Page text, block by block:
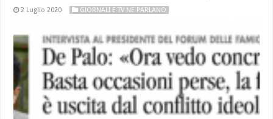
2 Luglio 2020 GIORNALI E TV NE PARLANO